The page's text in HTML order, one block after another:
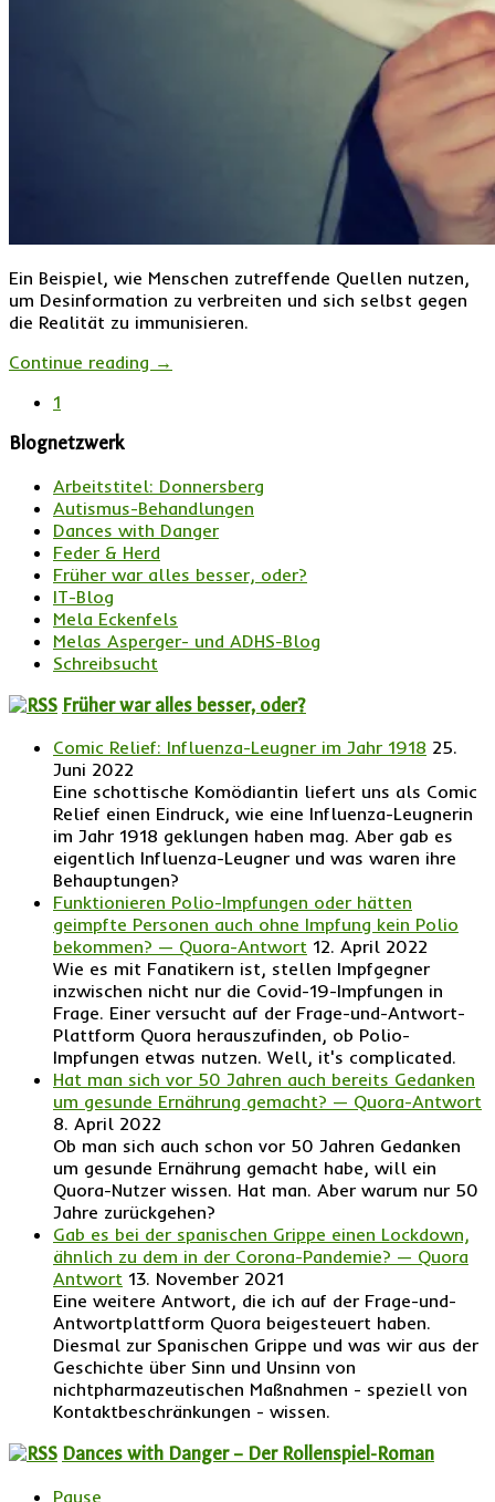
Ein Beispiel, wie Menschen zutreffende Quellen nutzen,
um Desinformation zu verbreiten und sich selbst gegen
die Realität zu immunisieren.
Continue reading →
1
Blognetzwerk
Arbeitstitel: Donnersberg
Autismus-Behandlungen
Dances with Danger
Feder & Herd
Früher war alles besser, oder?
IT-Blog
Mela Eckenfels
Melas Asperger- und ADHS-Blog
Schreibsucht
Früher war alles besser, oder?
Comic Relief: Influenza-Leugner im Jahr 1918 25.
Juni 2022
Eine schottische Komödiantin liefert uns als Comic
Relief einen Eindruck, wie eine Influenza-Leugnerin
im Jahr 1918 geklungen haben mag. Aber gab es
eigentlich Influenza-Leugner und was waren ihre
Behauptungen?
Funktionieren Polio-Impfungen oder hätten
geimpfte Personen auch ohne Impfung kein Polio
bekommen? — Quora-Antwort 12. April 2022
Wie es mit Fanatikern ist, stellen Impfgegner
inzwischen nicht nur die Covid-19-Impfungen in
Frage. Einer versucht auf der Frage-und-Antwort-
Plattform Quora herauszufinden, ob Polio-
Impfungen etwas nutzen. Well, it's complicated.
Hat man sich vor 50 Jahren auch bereits Gedanken
um gesunde Ernährung gemacht? — Quora-Antwort
8. April 2022
Ob man sich auch schon vor 50 Jahren Gedanken
um gesunde Ernährung gemacht habe, will ein
Quora-Nutzer wissen. Hat man. Aber warum nur 50
Jahre zurückgehen?
Gab es bei der spanischen Grippe einen Lockdown,
ähnlich zu dem in der Corona-Pandemie? — Quora
Antwort 13. November 2021
Eine weitere Antwort, die ich auf der Frage-und-
Antwortplattform Quora beigesteuert haben.
Diesmal zur Spanischen Grippe und was wir aus der
Geschichte über Sinn und Unsinn von
nichtpharmazeutischen Maßnahmen - speziell von
Kontaktbeschränkungen - wissen.
Dances with Danger – Der Rollenspiel-Roman
Pause